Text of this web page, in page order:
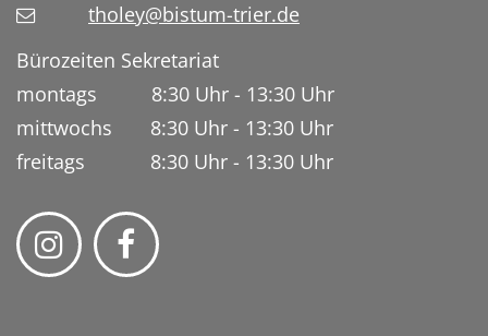
tholey@bistum-trier.de
Bürozeiten Sekretariat
montags 8:30 Uhr - 13:30 Uhr
mittwochs 8:30 Uhr - 13:30 Uhr
freitags 8:30 Uhr - 13:30 Uhr